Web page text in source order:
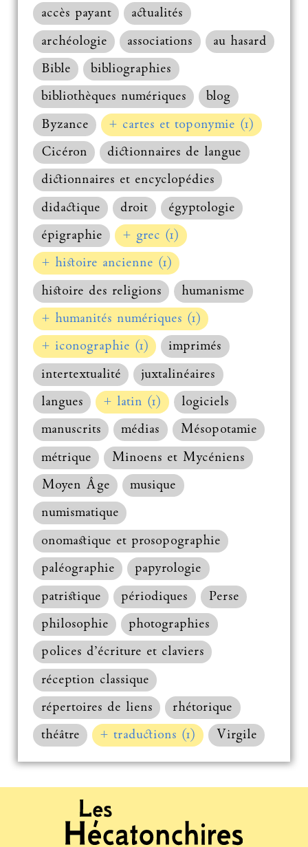
accès payant
actualités
archéologie
associations
au hasard
Bible
bibliographies
bibliothèques numériques
blog
Byzance
+ cartes et toponymie (1)
Cicéron
dictionnaires de langue
dictionnaires et encyclopédies
didactique
droit
égyptologie
épigraphie
+ grec (1)
+ histoire ancienne (1)
histoire des religions
humanisme
+ humanités numériques (1)
+ iconographie (1)
imprimés
intertextualité
juxtalinéaires
langues
+ latin (1)
logiciels
manuscrits
médias
Mésopotamie
métrique
Minoens et Mycéniens
Moyen Âge
musique
numismatique
onomastique et prosopographie
paléographie
papyrologie
patristique
périodiques
Perse
philosophie
photographies
polices d’écriture et claviers
réception classique
répertoires de liens
rhétorique
théâtre
+ traductions (1) Virgile